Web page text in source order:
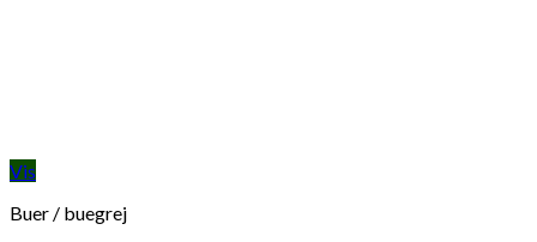
Vis
Buer / buegrej